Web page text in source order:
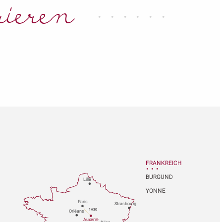
Paris
Orléans
Auxerre
Strasbourg
Lille
1H30
FRANKREICH
BURGUND
YONNE